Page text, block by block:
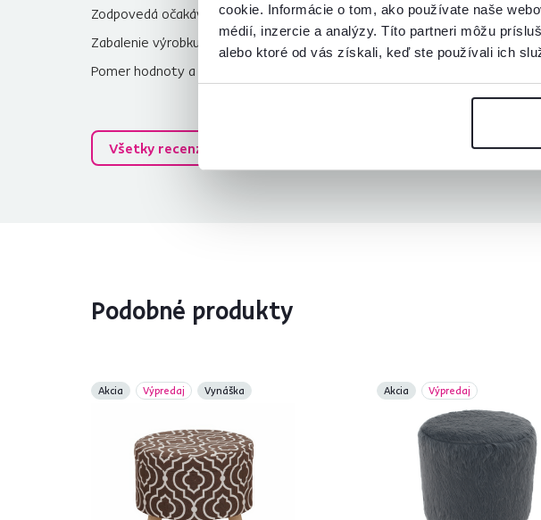
cookie. Informácie o tom, ako používate naše
médií, inzercie a analýzy. Títo partneri môžu
alebo ktoré od vás získali, keď ste používali ich
Zodpovedá očakávaniam
4,7
Zabalenie výrobku
4,7
Pomer hodnoty a ceny
Všetky recenzie
Podobné produkty
Akcia Výpredaj Vynáška Akcia Výpredaj